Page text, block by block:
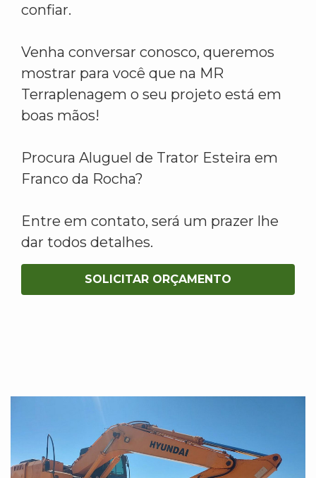
confiar.
Venha conversar conosco, queremos
mostrar para você que na MR
Terraplenagem o seu projeto está em
boas mãos!
Procura Aluguel de Trator Esteira em
Franco da Rocha?
Entre em contato, será um prazer lhe
dar todos detalhes.
SOLICITAR ORÇAMENTO